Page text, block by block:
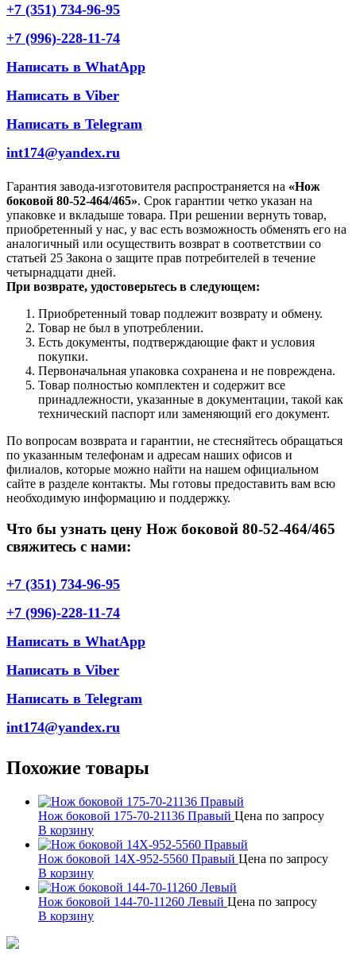
+7 (351) 734-96-95
+7 (996)-228-11-74
Написать в WhatApp
Написать в Viber
Написать в Telegram
int174@yandex.ru
Гарантия завода-изготовителя распространяется на «Нож
боковой 80-52-464/465». Срок гарантии четко указан на
упаковке и вкладыше товара. При решении вернуть товар,
приобретенный у нас, у вас есть возможность обменять его на
аналогичный или осуществить возврат в соответствии со
статьей 25 Закона о защите прав потребителей в течение
четырнадцати дней.
При возврате, удостоверьтесь в следующем:
Приобретенный товар подлежит возврату и обмену.
Товар не был в употреблении.
Есть документы, подтверждающие факт и условия
покупки.
Первоначальная упаковка сохранена и не повреждена.
Товар полностью комплектен и содержит все
принадлежности, указанные в документации, такой как
технический паспорт или заменяющий его документ.
По вопросам возврата и гарантии, не стесняйтесь обращаться
по указанным телефонам и адресам наших офисов и
филиалов, которые можно найти на нашем официальном
сайте в разделе контакты. Мы готовы предоставить вам всю
необходимую информацию и поддержку.
Что бы узнать цену Нож боковой 80-52-464/465
свяжитесь с нами:
+7 (351) 734-96-95
+7 (996)-228-11-74
Написать в WhatApp
Написать в Viber
Написать в Telegram
int174@yandex.ru
Похожие товары
Нож боковой 175-70-21136 Правый Цена по запросу
В корзину
Нож боковой 14X-952-5560 Правый Цена по запросу
В корзину
Нож боковой 144-70-11260 Левый Цена по запросу
В корзину